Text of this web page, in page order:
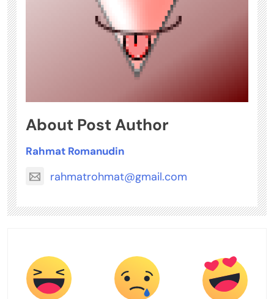
About Post Author
Rahmat Romanudin
rahmatrohmat@gmail.com